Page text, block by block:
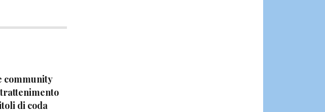
community
di coda